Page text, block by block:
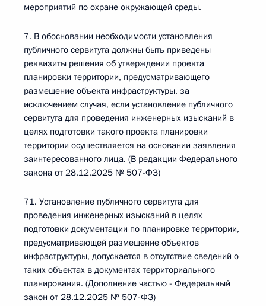
мероприятий по охране окружающей среды.
7. В обосновании необходимости установления
публичного сервитута должны быть приведены
реквизиты решения об утверждении проекта
планировки территории, предусматривающего
размещение объекта инфраструктуры, за
исключением случая, если установление публичного
сервитута для проведения инженерных изысканий в
целях подготовки такого проекта планировки
территории осуществляется на основании заявления
заинтересованного лица. (В редакции Федерального
закона от 28.12.2025 № 507-ФЗ)
71. Установление публичного сервитута для
проведения инженерных изысканий в целях
подготовки документации по планировке территории,
предусматривающей размещение объектов
инфраструктуры, допускается в отсутствие сведений о
таких объектах в документах территориального
планирования. (Дополнение частью - Федеральный
закон от 28.12.2025 № 507-ФЗ)